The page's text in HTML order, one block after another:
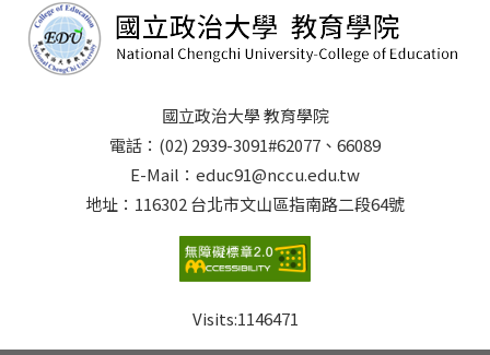
國立政治大學 教育學院
電話：(02) 2939-3091#62077、66089
E-Mail：educ91@nccu.edu.tw
地址：116302 台北市文山區指南路二段64號
Visits:1146471